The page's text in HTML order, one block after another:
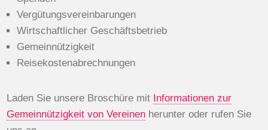
Vergütungsvereinbarungen
Wirtschaftlicher Geschäftsbetrieb
Gemeinnützigkeit
Reisekostenabrechnungen
Laden Sie unsere Broschüre mit Informationen zur
Gemeinnützigkeit von Vereinen herunter oder rufen Sie